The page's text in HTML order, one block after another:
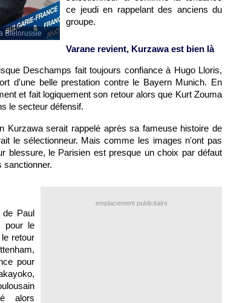
Biélorussie
ce jeudi en rappelant des anciens du
groupe.
Varane revient, Kurzawa est bien là
Deschamps fait toujours confiance à Hugo Lloris,
d'une belle prestation contre le Bayern Munich. En
et fait logiquement son retour alors que Kurt Zouma
le secteur défensif.
Kurzawa serait rappelé après sa fameuse histoire de
le sélectionneur. Mais comme les images n'ont pas
blessure, le Parisien est presque un choix par défaut
sanctionner.
emplacement publicitaire
Paul
pour le
retour
pour
alors